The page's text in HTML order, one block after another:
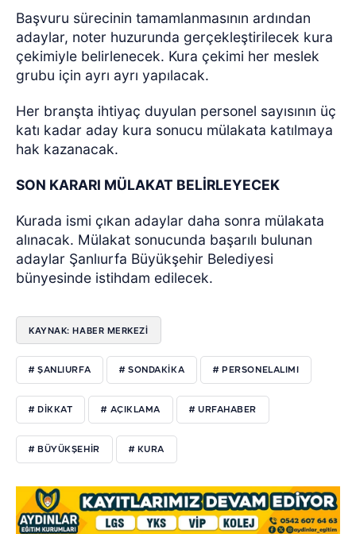
Başvuru sürecinin tamamlanmasının ardından
adaylar, noter huzurunda gerçekleştirilecek kura
çekimiyle belirlenecek. Kura çekimi her meslek
grubu için ayrı ayrı yapılacak.
Her branşta ihtiyaç duyulan personel sayısının üç
katı kadar aday kura sonucu mülakata katılmaya
hak kazanacak.
SON KARARI MÜLAKAT BELİRLEYECEK
Kurada ismi çıkan adaylar daha sonra mülakata
alınacak. Mülakat sonucunda başarılı bulunan
adaylar Şanlıurfa Büyükşehir Belediyesi
bünyesinde istihdam edilecek.
KAYNAK: HABER MERKEZİ
# ŞANLIURFA # SONDAKIKA # PERSONELALIMI
# DIKKAT # AÇIKLAMA # URFAHABER
# BÜYÜKŞEHIR # KURA